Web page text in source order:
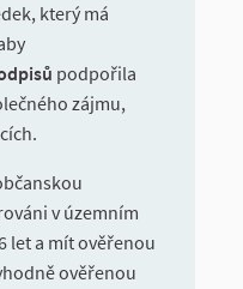
který má
podpořila
zájmu,
v územním
let a mít ověřenou
ověřenou